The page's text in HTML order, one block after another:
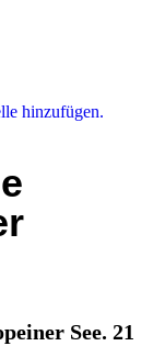
hinzufügen.
See. 21